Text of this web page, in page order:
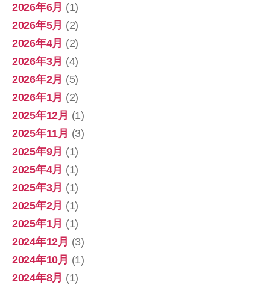
2026年6月 (1)
2026年5月 (2)
2026年4月 (2)
2026年3月 (4)
2026年2月 (5)
2026年1月 (2)
2025年12月 (1)
2025年11月 (3)
2025年9月 (1)
2025年4月 (1)
2025年3月 (1)
2025年2月 (1)
2025年1月 (1)
2024年12月 (3)
2024年10月 (1)
2024年8月 (1)